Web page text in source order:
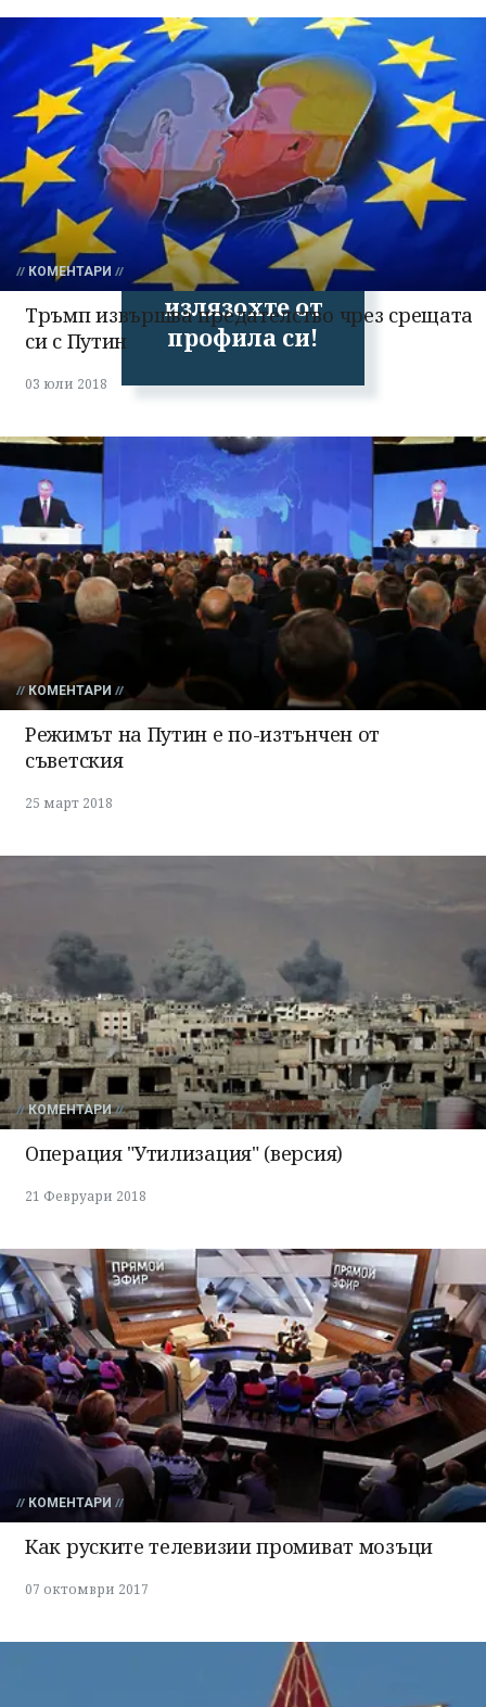
Успешно
излязохте от
профила си!
КОМЕНТАРИ
Тръмп извършва предателство чрез срещата
си с Путин
03 юли 2018
КОМЕНТАРИ
Режимът на Путин е по-изтънчен от
съветския
25 март 2018
КОМЕНТАРИ
Операция "Утилизация" (версия)
21 Февруари 2018
КОМЕНТАРИ
Как руските телевизии промиват мозъци
07 октомври 2017